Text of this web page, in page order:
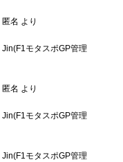
匿名 より
Jin(F1モタスポGP管理
匿名 より
Jin(F1モタスポGP管理
Jin(F1モタスポGP管理